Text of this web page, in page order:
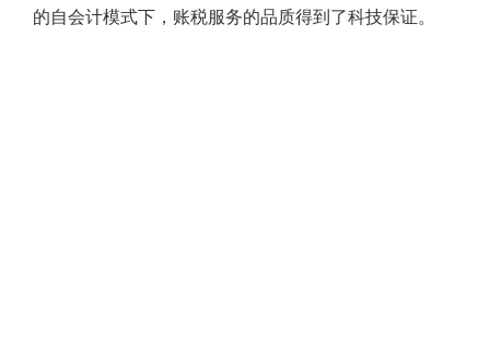
的自会计模式下，账税服务的品质得到了科技保证。